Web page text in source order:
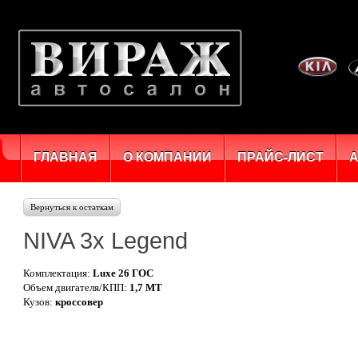
Вернуться к остаткам
NIVA 3x Legend
Комплектация: Luxe 26 ГОС
Объем двигателя/КПП: 1,7 MT
Кузов: кроссовер
ГЛАВНАЯ О КОМПАНИИ ПРАЙС-ЛИСТ